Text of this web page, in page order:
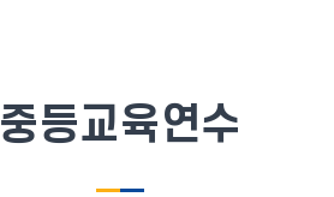
중등교육연수